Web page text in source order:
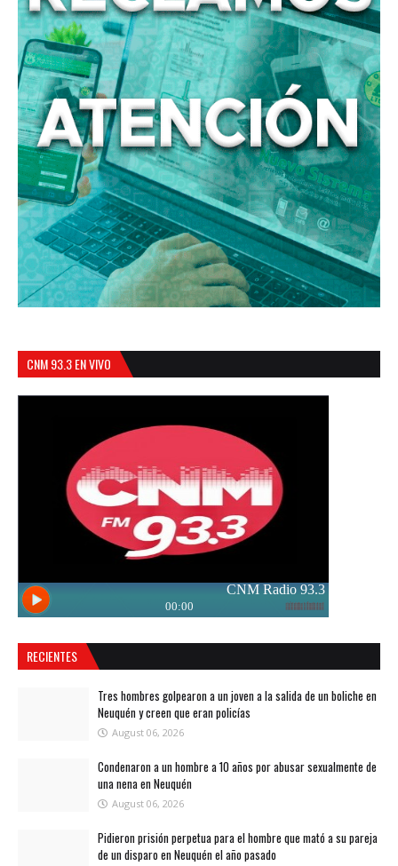
CNM 93.3 EN VIVO
RECIENTES
Tres hombres golpearon a un joven a la salida de un boliche en
Neuquén y creen que eran policías
August 06, 2026
Condenaron a un hombre a 10 años por abusar sexualmente de
una nena en Neuquén
August 06, 2026
Pidieron prisión perpetua para el hombre que mató a su pareja
de un disparo en Neuquén el año pasado